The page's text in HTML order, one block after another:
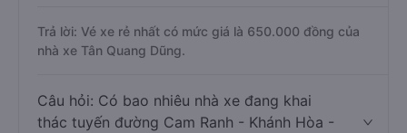
Trả lời: Vé xe rẻ nhất có mức giá là 650.000 đồng của
nhà xe Tân Quang Dũng.
Câu hỏi: Có bao nhiêu nhà xe đang khai
thác tuyến đường Cam Ranh - Khánh Hòa -